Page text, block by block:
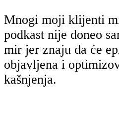
Mnogi moji klijenti
podkast nije doneo
mir jer znaju da će
objavljena i
kašnjenja.